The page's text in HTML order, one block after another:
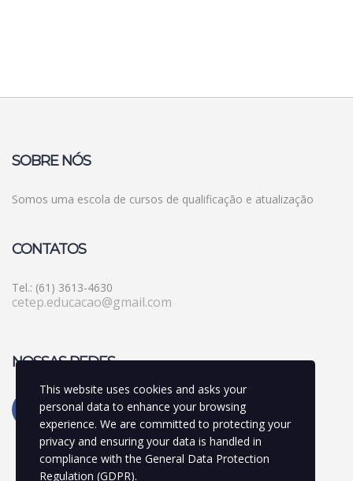
SOBRE NÓS
Somos uma escola de cursos de qualificação e atualização
CONTATOS
Tel.: (61) 3613-4630
cetep.educacao@gmail.com
NOSSAS REDES
This website uses cookies and asks your
personal data to enhance your browsing
experience. We are committed to protecting your
privacy and ensuring your data is handled in
compliance with the General Data Protection
Regulation (GDPR).